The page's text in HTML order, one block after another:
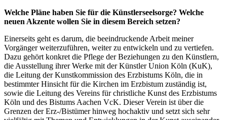
Welche Pläne haben Sie für die Künstlerseelsorge? Welche
neuen Akzente wollen Sie in diesem Bereich setzen?
Einerseits geht es darum, die beeindruckende Arbeit meiner
Vorgänger weiterzuführen, weiter zu entwickeln und zu vertiefen.
Dazu gehört konkret die Pflege der Beziehungen zu den Künstlern,
die Ausstellung ihrer Werke mit der Künstler Union Köln (KuK),
die Leitung der Kunstkommission des Erzbistums Köln, die in
bestimmter Hinsicht für die Kirchen im Erzbistum zuständig ist,
sowie die Leitung des Vereins für christliche Kunst des Erzbistums
Köln und des Bistums Aachen VcK. Dieser Verein ist über die
Grenzen der Erz-/Bistümer hinweg hochaktiv und setzt sich sehr